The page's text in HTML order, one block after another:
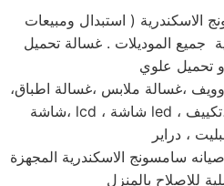
الاسكندرية ( استبدال ومبيعات
جميع الموديلات . غسالة تحميل
تحميل علوي
،ثلاجة ،مكنسة ،تكييف ، ،ميكروويف ،غسالة ملابس ،غسالة اطباق
،شاشة lcd ، شاشة led ، ديب فريزر ،تكييف شباك ،تكييف
سامسونج الاسكندرية المجهزة
للاصلاح بالمنزل